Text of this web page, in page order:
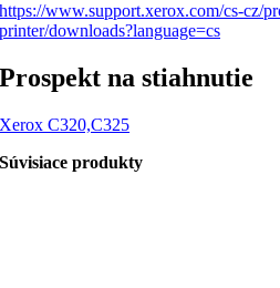
https://www.support.xerox.com/cs-cz/
printer/downloads?language=cs
Prospekt na stiahnutie
Xerox C320,C325
Súvisiace produkty